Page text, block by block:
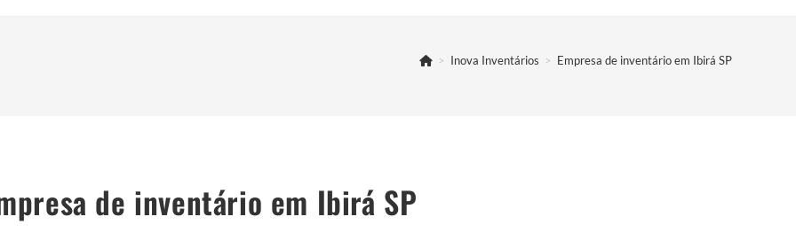
> Inova Inventários > Empresa de inventário em Ibirá SP
de inventário em Ibirá SP